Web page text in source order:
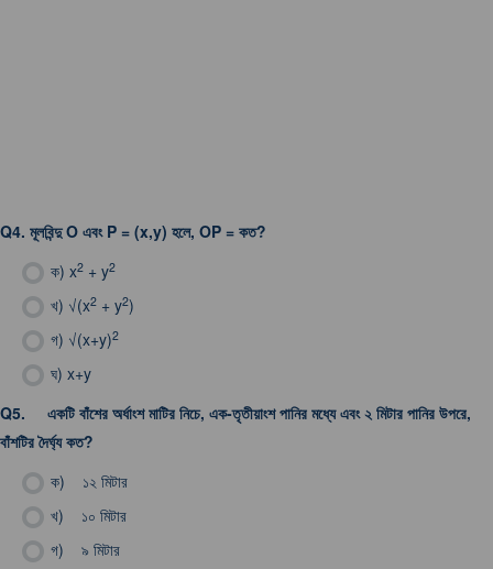
Q4. মূলবিন্দু O এবং P = (x,y) হলে, OP = কত?
ক) x2 + y2
খ) √(x2 + y2)
গ) √(x+y)2
ঘ) x+y
Q5.
একটি বাঁশের অর্ধাংশ মাটির নিচে, এক-তৃতীয়াংশ পানির মধ্যে এবং ২ মিটার পানির উপরে,
বাঁশটির দৈর্ঘ্য কত?
ক)
১২ মিটার
খ)
১০ মিটার
গ)
৯ মিটার